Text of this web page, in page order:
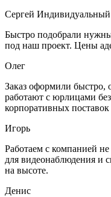
Сергей
Быстро подобрали
под наш проект. Цены
Олег
Заказ оформили быстро,
работают с юрлицами
корпоративных поставок
Игорь
Работаем с компанией
для видеонаблюдения и
на высоте.
Денис